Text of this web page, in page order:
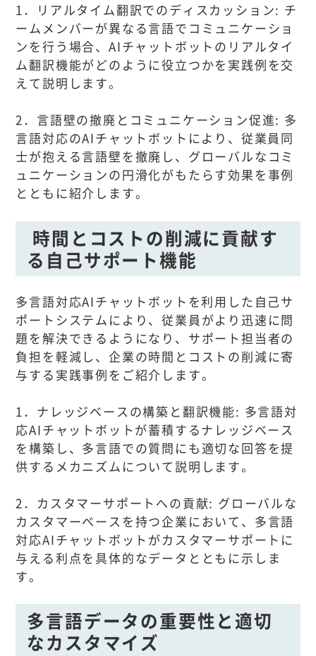
1．リアルタイム翻訳でのディスカッション: チ
ームメンバーが異なる言語でコミュニケーショ
ンを行う場合、AIチャットボットのリアルタイ
ム翻訳機能がどのように役立つかを実践例を交
えて説明します。
2．言語壁の撤廃とコミュニケーション促進: 多
言語対応のAIチャットボットにより、従業員同
士が抱える言語壁を撤廃し、グローバルなコミ
ュニケーションの円滑化がもたらす効果を事例
とともに紹介します。
時間とコストの削減に貢献す
る自己サポート機能
多言語対応AIチャットボットを利用した自己サ
ポートシステムにより、従業員がより迅速に問
題を解決できるようになり、サポート担当者の
負担を軽減し、企業の時間とコストの削減に寄
与する実践事例をご紹介します。
1．ナレッジベースの構築と翻訳機能: 多言語対
応AIチャットボットが蓄積するナレッジベース
を構築し、多言語での質問にも適切な回答を提
供するメカニズムについて説明します。
2．カスタマーサポートへの貢献: グローバルな
カスタマーベースを持つ企業において、多言語
対応AIチャットボットがカスタマーサポートに
与える利点を具体的なデータとともに示しま
す。
多言語データの重要性と適切
なカスタマイズ